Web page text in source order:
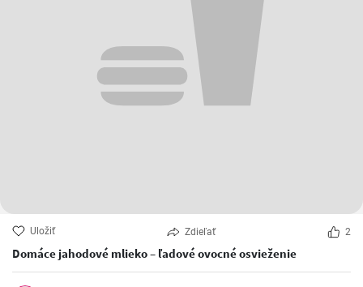
Uložiť Zdieľať 2
Domáce jahodové mlieko – ľadové ovocné osvieženie